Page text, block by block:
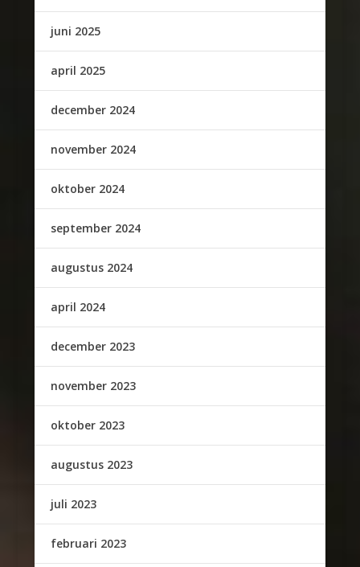
juni 2025
april 2025
december 2024
november 2024
oktober 2024
september 2024
augustus 2024
april 2024
december 2023
november 2023
oktober 2023
augustus 2023
juli 2023
februari 2023